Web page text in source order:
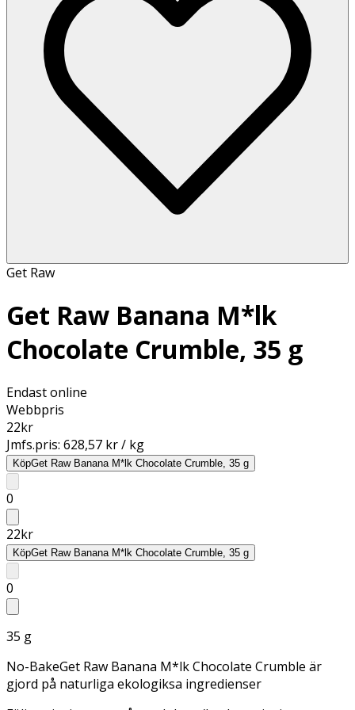
Get Raw
Get Raw Banana M*lk
Chocolate Crumble, 35 g
Endast online
Webbpris
22kr
Jmfs.pris: 628,57 kr / kg
KöpGet Raw Banana M*lk Chocolate Crumble, 35 g
0
22kr
KöpGet Raw Banana M*lk Chocolate Crumble, 35 g
0
35 g
No-BakeGet Raw Banana M*lk Chocolate Crumble är
gjord på naturliga ekologiksa ingredienser